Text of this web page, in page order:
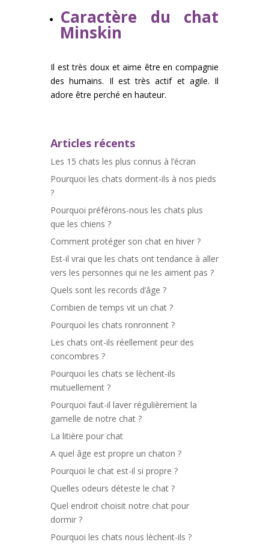
Caractère du chat
Minskin
Il est très doux et aime être en compagnie
des humains. Il est très actif et agile. Il
adore être perché en hauteur.
Articles récents
Les 15 chats les plus connus à l’écran
Pourquoi les chats dorment-ils à nos pieds
?
Pourquoi préférons-nous les chats plus
que les chiens ?
Comment protéger son chat en hiver ?
Est-il vrai que les chats ont tendance à aller
vers les personnes qui ne les aiment pas ?
Quels sont les records d’âge ?
Combien de temps vit un chat ?
Pourquoi les chats ronronnent ?
Les chats ont-ils réellement peur des
concombres ?
Pourquoi les chats se lèchent-ils
mutuellement ?
Pourquoi faut-il laver régulièrement la
gamelle de notre chat ?
La litière pour chat
A quel âge est propre un chaton ?
Pourquoi le chat est-il si propre ?
Quelles odeurs déteste le chat ?
Quel endroit choisit notre chat pour
dormir ?
Pourquoi les chats nous lèchent-ils ?